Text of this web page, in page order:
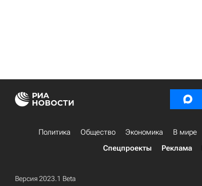
Политика Общество Экономика В мире
Спецпроекты
Реклама
Версия 2023.1 Beta